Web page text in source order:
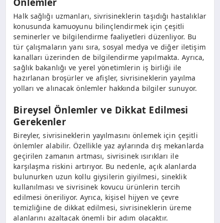
Halk sağlığı uzmanları, sivrisineklerin taşıdığı hastalıklar
konusunda kamuoyunu bilinçlendirmek için çeşitli
seminerler ve bilgilendirme faaliyetleri düzenliyor. Bu
tür çalışmaların yanı sıra, sosyal medya ve diğer iletişim
kanalları üzerinden de bilgilendirme yapılmakta. Ayrıca,
sağlık bakanlığı ve yerel yönetimlerin iş birliği ile
hazırlanan broşürler ve afişler, sivrisineklerin yayılma
yolları ve alınacak önlemler hakkında bilgiler sunuyor.
Bireysel Önlemler ve Dikkat Edilmesi
Gerekenler
Bireyler, sivrisineklerin yayılmasını önlemek için çeşitli
önlemler alabilir. Özellikle yaz aylarında dış mekanlarda
geçirilen zamanın artması, sivrisinek ısırıkları ile
karşılaşma riskini artırıyor. Bu nedenle, açık alanlarda
bulunurken uzun kollu giysilerin giyilmesi, sineklik
kullanılması ve sivrisinek kovucu ürünlerin tercih
edilmesi öneriliyor. Ayrıca, kişisel hijyen ve çevre
temizliğine de dikkat edilmesi, sivrisineklerin üreme
alanlarını azaltacak önemli bir adım olacaktır.